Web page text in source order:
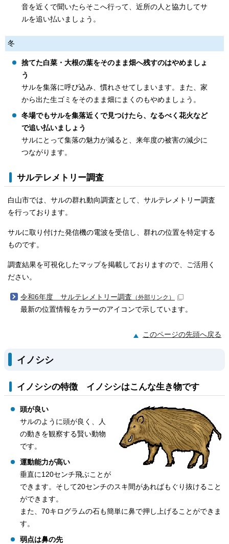
音を近くで聞いたらそこへ行って、近所の人と協力してサ
ルを追い払いましょう。
冬
捨てた白菜・大根の葉をそのまま畑へ残すのはやめましょ
う
サルを集落に呼び込み、慣れさせてしまいます。また、家
から出た生ゴミをそのまま畑にまくのもやめましょう。
冬場でもサルを集落近くで見つけたら、なるべく花火など
で追い払いましょう
サルにとって集落の魅力が減ると、来年度の被害の減少に
つながります。
サルテレメトリー調査
白山市では、サルの群れ動向調査として、サルテレメトリー調査
を行っております。
サルに取り付けた発信機の電波を受信し、群れの位置を特定する
ものです。
調査結果を可視化したマップを掲載しておりますので、ご活用く
ださい。
令和6年度 サルテレメトリー調査 （外部リンク）
最新の位置情報をカラーのアイコンで示しています。
このページの先頭へ戻る
イノシシ
イノシシの特徴 イノシシはこんな生き物です
頭が良い
サルのように頭が良く、人
の動きを観察する賢い動物
です。
運動能力が高い
垂直に120センチ飛ぶことが
できます。そして20センチのスキ間があればもぐり抜けること
ができます。
また、70キログラムの石も簡単に鼻で押し上げることができま
す。
弱点は鼻の先